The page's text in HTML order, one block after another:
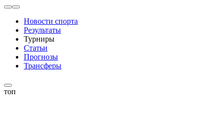
Новости спорта
Результаты
Турниры
Статьи
Прогнозы
Трансферы
топ